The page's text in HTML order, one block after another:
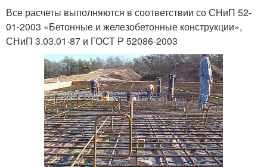
Все расчеты выполняются в соответствии со СНиП 52-
01-2003 «Бетонные и железобетонные конструкции»,
СНиП 3.03.01-87 и ГОСТ Р 52086-2003